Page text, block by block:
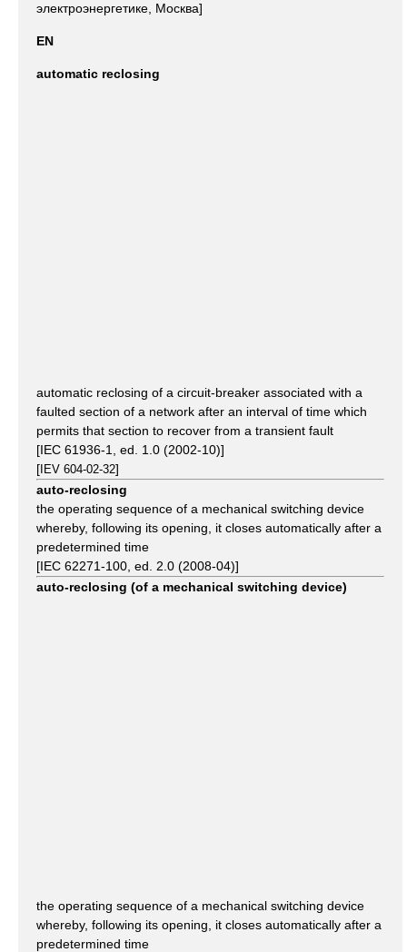
электроэнергетике, Москва]
EN
automatic reclosing
automatic reclosing of a circuit-breaker associated with a
faulted section of a network after an interval of time which
permits that section to recover from a transient fault
[IEC 61936-1, ed. 1.0 (2002-10)]
[ IEV 604-02-32]
auto-reclosing
the operating sequence of a mechanical switching device
whereby, following its opening, it closes automatically after a
predetermined time
[IEC 62271-100, ed. 2.0 (2008-04)]
auto-reclosing (of a mechanical switching device)
the operating sequence of a mechanical switching device
whereby, following its opening, it closes automatically after a
predetermined time